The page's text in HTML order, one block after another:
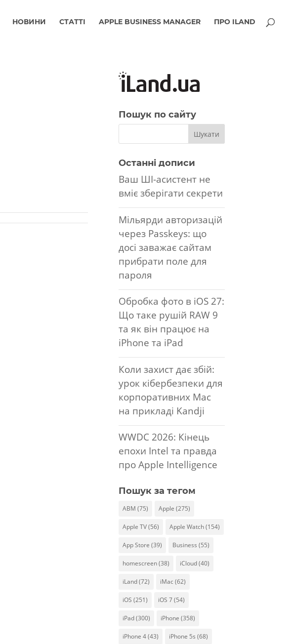
НОВИНИ СТАТТІ APPLE BUSINESS MANAGER ПРО ILAND
Пошук по сайту
Останні дописи
Ваш ШІ-асистент не
вміє зберігати секрети
Мільярди авторизацій
через Passkeys: що
досі заважає сайтам
прибрати поле для
пароля
Обробка фото в iOS 27:
Що таке рушій RAW 9
та як він працює на
iPhone та iPad
Коли захист дає збій:
урок кібербезпеки для
корпоративних Mac
на прикладі Kandji
WWDC 2026: Кінець
епохи Intel та правда
про Apple Intelligence
Пошук за тегом
ABM (75) Apple (275)
Apple TV(56) Apple Watch(154)
App Store (39) Business (55)
homescreen(38) iCloud(40)
iLand(72) iMac (62)
iOS (251) iOS 7(54)
iPad(300) iPhone (358)
iPhone 4(43) iPhone 5s (68)